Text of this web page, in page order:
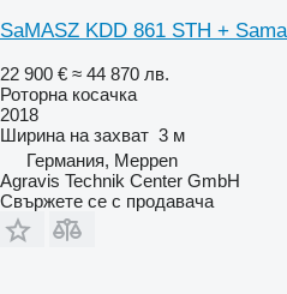
SaMASZ KDD 861 STH +
22 900 € ≈ 44 870 лв.
Роторна косачка
2018
Ширина на захват 3 м
Германия, Meppen
Agravis Technik Center GmbH
Свържете се с продавача